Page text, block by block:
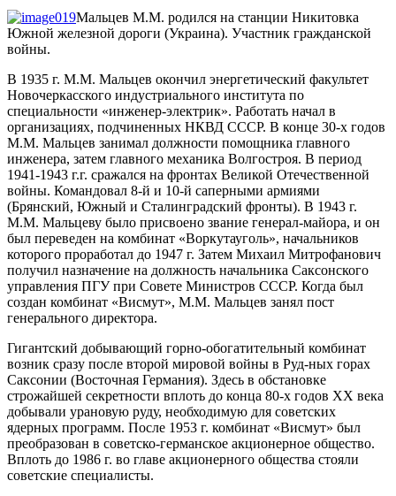
Мальцев М.М. родился на станции Никитовка
Южной железной дороги (Украина). Участник гражданской
войны.
В 1935 г. М.М. Мальцев окончил энергетический факультет
Новочеркасского индустриального института по
специальности «инженер-электрик». Работать начал в
организациях, подчиненных НКВД СССР. В конце 30-х годов
М.М. Мальцев занимал должности помощника главного
инженера, затем главного механика Волгостроя. В период
1941-1943 г.г. сражался на фронтах Великой Отечественной
войны. Командовал 8-й и 10-й саперными армиями
(Брянский, Южный и Сталинградский фронты). В 1943 г.
М.М. Мальцеву было присвоено звание генерал-майора, и он
был переведен на комбинат «Воркутауголь», начальников
которого проработал до 1947 г. Затем Михаил Митрофанович
получил назначение на должность начальника Саксонского
управления ПГУ при Совете Министров СССР. Когда был
создан комбинат «Висмут», М.М. Мальцев занял пост
генерального директора.
Гигантский добывающий горно-обогатительный комбинат
возник сразу после второй мировой войны в Руд-ных горах
Саксонии (Восточная Германия). Здесь в обстановке
строжайшей секретности вплоть до конца 80-х годов ХХ века
добывали урановую руду, необходимую для советских
ядерных программ. После 1953 г. комбинат «Висмут» был
преобразован в советско-германское акционерное общество.
Вплоть до 1986 г. во главе акционерного общества стояли
советские специалисты.